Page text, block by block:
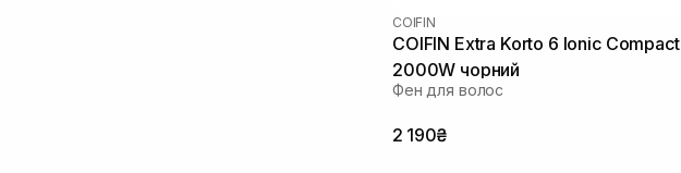
COIFIN
COIFIN Extra Korto 6 Ionic Compact
2000W чорний
Фен для волос
2 190₴